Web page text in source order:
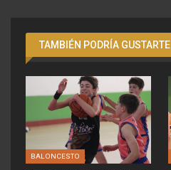
TAMBIÉN PODRÍA GUSTARTE
BALONCESTO